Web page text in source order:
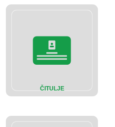
ČITULJE